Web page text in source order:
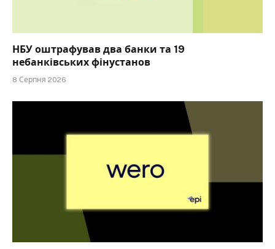
НБУ оштрафував два банки та 19
небанківських фінустанов
8 Серпня 2026